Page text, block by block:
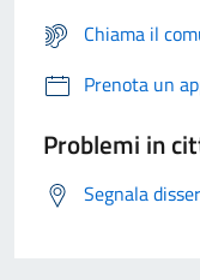
Chiama il
Prenota un
Problemi in
Segnala